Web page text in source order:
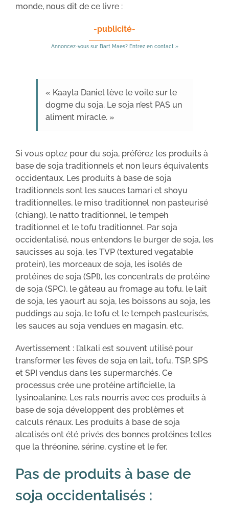
monde, nous dit de ce livre :
-publicité-
Annoncez-vous sur Bart Maes? Entrez en contact »
« Kaayla Daniel lève le voile sur le
dogme du soja. Le soja n’est PAS un
aliment miracle. »
Si vous optez pour du soja, préférez les produits à
base de soja traditionnels et non leurs équivalents
occidentaux. Les produits à base de soja
traditionnels sont les sauces tamari et shoyu
traditionnelles, le miso traditionnel non pasteurisé
(chiang), le natto traditionnel, le tempeh
traditionnel et le tofu traditionnel. Par soja
occidentalisé, nous entendons le burger de soja, les
saucisses au soja, les TVP (textured vegatable
protein), les morceaux de soja, les isolés de
protéines de soja (SPI), les concentrats de protéine
de soja (SPC), le gâteau au fromage au tofu, le lait
de soja, les yaourt au soja, les boissons au soja, les
puddings au soja, le tofu et le tempeh pasteurisés,
les sauces au soja vendues en magasin, etc.
Avertissement : l’alkali est souvent utilisé pour
transformer les fèves de soja en lait, tofu, TSP, SPS
et SPI vendus dans les supermarchés. Ce
processus crée une protéine artificielle, la
lysinoalanine. Les rats nourris avec ces produits à
base de soja développent des problèmes et
calculs rénaux. Les produits à base de soja
alcalisés ont été privés des bonnes protéines telles
que la thréonine, sérine, cystine et le fer.
Pas de produits à base de
soja occidentalisés :